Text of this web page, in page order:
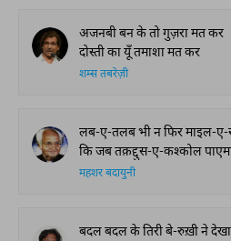
अजनबी बन के तो गुज़रा मत कर
दोस्ती का यूँ तमाशा मत कर
शम्स तबरेज़ी
लब-ए-तलब भी न फिर माइल-
कि जब तक़द्दुस-ए-कश्कोल
महशर बदायुनी
बदल बदल के तिरी बे-रुख़ी ने